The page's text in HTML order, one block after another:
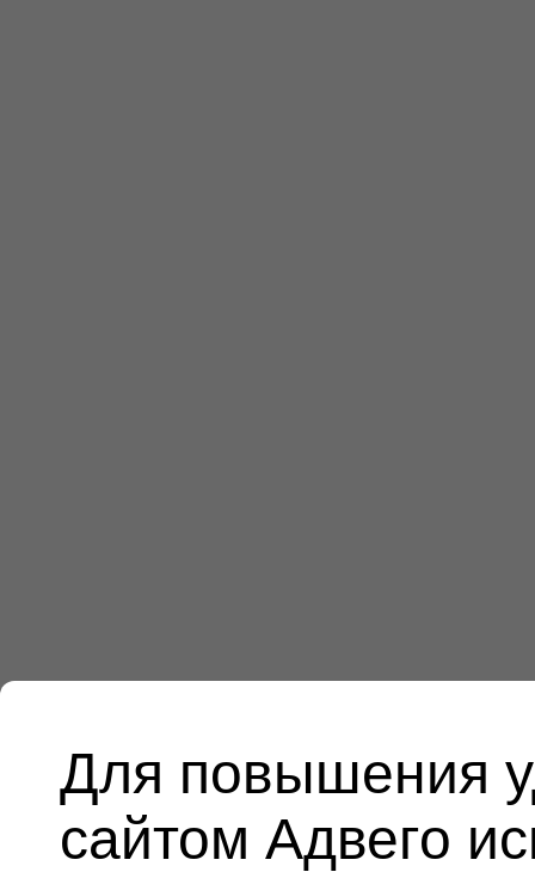
Для повышения
сайтом Адвего